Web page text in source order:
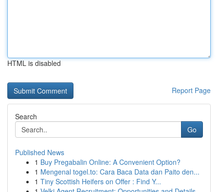
HTML is disabled
Report Page
Search
Go
Published News
1 Buy Pregabalin Online: A Convenient Option?
1 Mengenal togel.to: Cara Baca Data dan Paito den...
1 Tiny Scottish Heifers on Offer : Find Y...